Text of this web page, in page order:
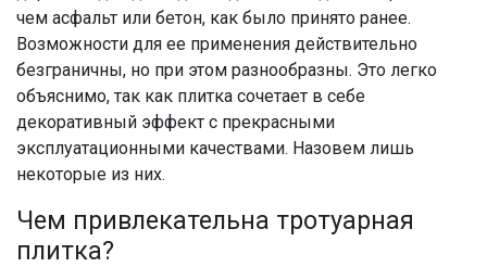
чем асфальт или бетон, как было принято ранее.
Возможности для ее применения действительно
безграничны, но при этом разнообразны. Это легко
объяснимо, так как плитка сочетает в себе
декоративный эффект с прекрасными
эксплуатационными качествами. Назовем лишь
некоторые из них.
Чем привлекательна тротуарная
плитка?